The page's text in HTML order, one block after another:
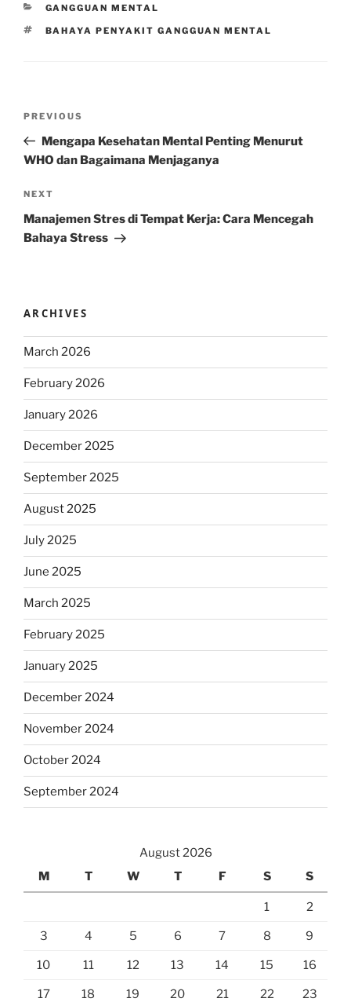
CATEGORIES
GANGGUAN MENTAL
TAGS
BAHAYA PENYAKIT GANGGUAN MENTAL
Previous
Post
PREVIOUS
Mengapa Kesehatan Mental Penting Menurut
WHO dan Bagaimana Menjaganya
Next
Post
NEXT
Manajemen Stres di Tempat Kerja: Cara Mencegah
Bahaya Stress
ARCHIVES
March 2026
February 2026
January 2026
December 2025
September 2025
August 2025
July 2025
June 2025
March 2025
February 2025
January 2025
December 2024
November 2024
October 2024
September 2024
August 2026
M
T W T F S S
1 2
3 4 5 6 7 8 9
10 11 12 13 14 15 16
17 18 19 20 21 22 23